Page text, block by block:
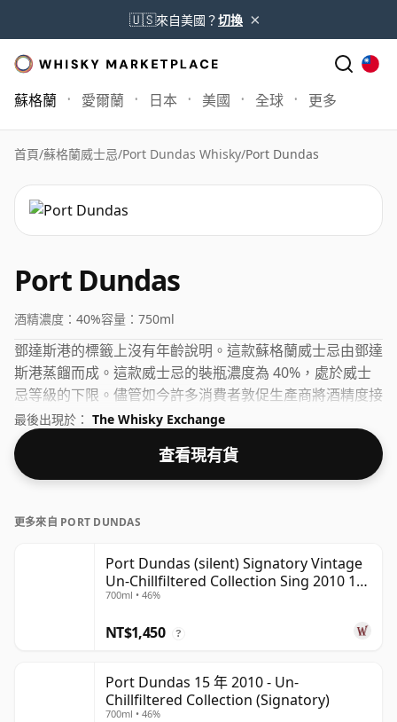
🇺🇸來自美國？切換 ×
蘇格蘭 愛爾蘭 日本 美國 全球 更多
首頁/蘇格蘭威士忌/Port Dundas Whisky/Port Dundas
Port Dundas
酒精濃度： 40%容量： 750ml
鄧達斯港的標籤上沒有年齡說明。這款蘇格蘭威士忌由鄧達
斯港蒸餾而成。這款威士忌的裝瓶濃度為 40%，處於威士
忌等級的下限。儘管如今許多消費者敦促生產商將酒精度接
近 43% 或 46% 裝瓶，但仍然有一些優質的低濃度威士忌。
最後出現於： The Whisky Exchange
查看現有貨
更多來自 PORT DUNDAS
Port Dundas (silent) Signatory Vintage
Un-Chillfiltered Collection Sing 2010 15
年
700ml • 46%
NT$1,450 ?
Port Dundas 15 年 2010 - Un-
Chillfiltered Collection (Signatory)
700ml • 46%